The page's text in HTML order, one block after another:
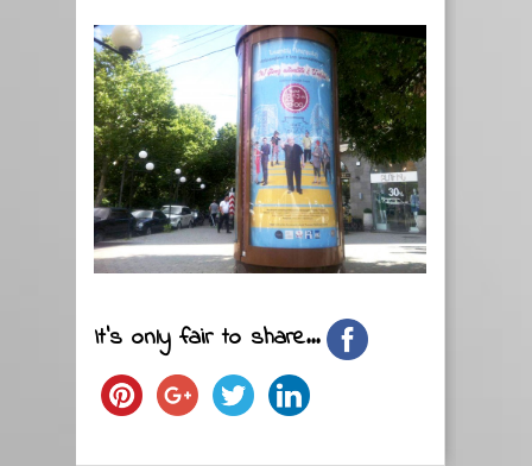
It's only fair to share...